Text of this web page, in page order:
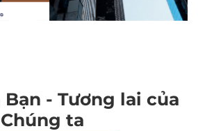
Bạn - Tương lai của
Chúng ta